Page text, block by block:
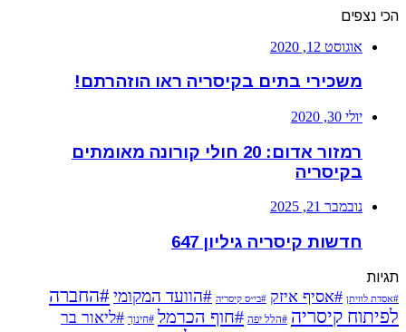
הכי נצפים
אוגוסט 12, 2020
משכירי בתים בקיסריה ראו הוזהרתם!
יולי 30, 2020
רמזור אדום: 20 חולי קורונה מאומתים
בקיסריה
נובמבר 21, 2025
חדשות קיסריה גיליון 647
תגיות
#אסדת לוויתן #אסיף איזק #בי״ס קיסריה #הוועד המקומי#החברה
לפיתוח קיסריה #הלל יפה #חוף הכרמל #חינוך #ליאור בר